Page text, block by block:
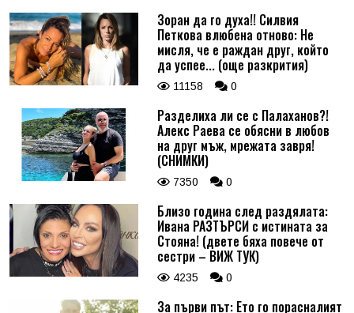
Зоран да го духа!! Силвия
Петкова влюбена отново: Не
мисля, че е раждан друг, който
да успее... (още разкрития)
11158 0
Разделиха ли се с Палаханов?!
Алекс Раева се обясни в любов
на друг мъж, мрежата завря!
(СНИМКИ)
7350 0
Близо година след раздялата:
Ивана РАЗТЪРСИ с истината за
Стояна! (двете бяха повече от
сестри – ВИЖ ТУК)
4235 0
За първи път: Ето го порасналият